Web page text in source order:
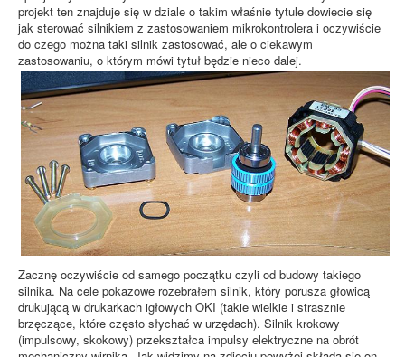
projekt ten znajduje się w dziale o takim właśnie tytule dowiecie się
jak sterować silnikiem z zastosowaniem mikrokontrolera i oczywiście
do czego można taki silnik zastosować, ale o ciekawym
zastosowaniu, o którym mówi tytuł będzie nieco dalej.
Zacznę oczywiście od samego początku czyli od budowy takiego
silnika. Na cele pokazowe rozebrałem silnik, który porusza głowicą
drukującą w drukarkach igłowych OKI (takie wielkie i strasznie
brzęczące, które często słychać w urzędach). Silnik krokowy
(impulsowy, skokowy) przekształca impulsy elektryczne na obrót